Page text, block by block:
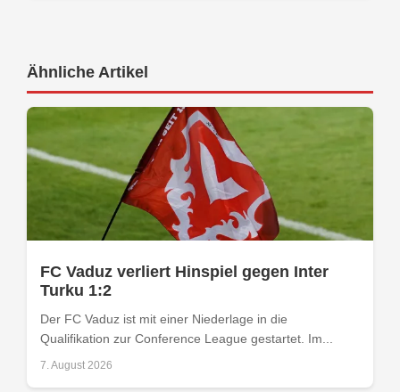
Ähnliche Artikel
FC Vaduz verliert Hinspiel gegen Inter
Turku 1:2
Der FC Vaduz ist mit einer Niederlage in die
Qualifikation zur Conference League gestartet. Im...
7. August 2026